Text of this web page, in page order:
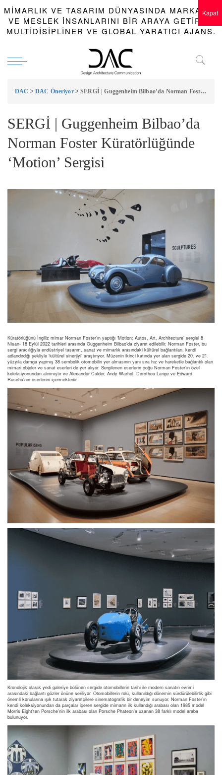
MIMARLIK VE TASARIM DÜNYASINDA MARKALAR
VE MESLEK INSANLARINI BIR ARAYA GETIREN
MULTIDISIPLINER VE GLOBAL YARATICI AJANS.
DAC > DAC Öneriyor>SERGİ | Guggenheim Bilbao’da Norman Foster Küratörlüğünde ‘Motion’ Sergisi
SERGİ | Guggenheim Bilbao’da
Norman Foster Küratörlüğünde
‘Motion’ Sergisi
Küratörlüğünü İngiliz mimar Norman Foster’ın yaptığı ‘Motion: Autos, Art, Architecture’ sergisi 8
Nisan- 18 Eylül 2022 tarihleri arasında Guggenheim Bilbao’da ziyaret edilebilir. Norman Foster, bu
sergi aracılığıyla endüstriyel tasarım, sanat ve mimarlık arasındaki kültürel bağlantıları, kendi
adlandırdığı şekliyle ‘kültürel sinerjiyi’ araştırıyor. Müzenin ikinci katında yer alan sergide 20. ve 21.
yüzyıla damga yapmış 38 sembolik otomobilin yer almasının yanı sıra hız ve hareketle bağlantılı olan
mimari objeler ve sanat eserleri de yer alıyor. Sergilenen eserlerin çoğu Norman Foster’ın özel
koleksiyonundan alınmıştır ve Alexander Calder, Andy Warhol, Dorothea Lange ve Edward
Ruscha’nın eserlerini içermektedir.
Kronolojik olarak yedi galeriye bölünen sergide otomobillerin tarihi ile modern sanatın evrimi
arasındaki bağlantı gözler önüne seriliyor. Otomobillerin rolü, kullanıldığı dönemin sürdürülebilirlik gibi
önemli konularına ışık tutarak ziyaretçilere sinematografik bir deneyim sunuyor. Norman Foster’ın
kendi koleksiyonundan da parçalar içeren sergide mimarın ilk kullandığı arabası olan 1985 model
Morris Eight’ten Porsche’nin ilk arabası olan Porsche Phateon’a uzanan 38 farklı model araba
bulunuyor.
Kapat